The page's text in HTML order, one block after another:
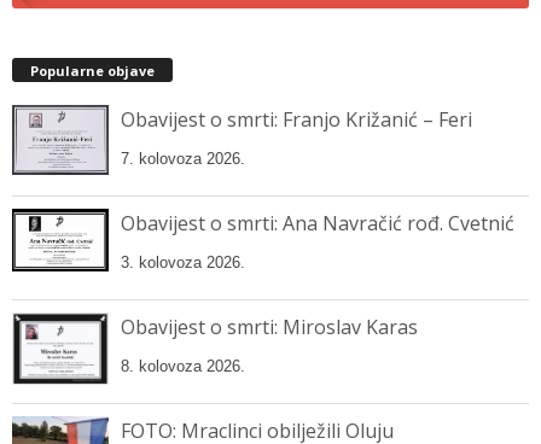
Popularne objave
Obavijest o smrti: Franjo Križanić – Feri
7. kolovoza 2026.
Obavijest o smrti: Ana Navračić rođ. Cvetnić
3. kolovoza 2026.
Obavijest o smrti: Miroslav Karas
8. kolovoza 2026.
FOTO: Mraclinci obilježili Oluju